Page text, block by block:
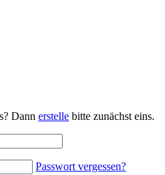
Dann erstelle bitte zunächst eins.
Passwort vergessen?